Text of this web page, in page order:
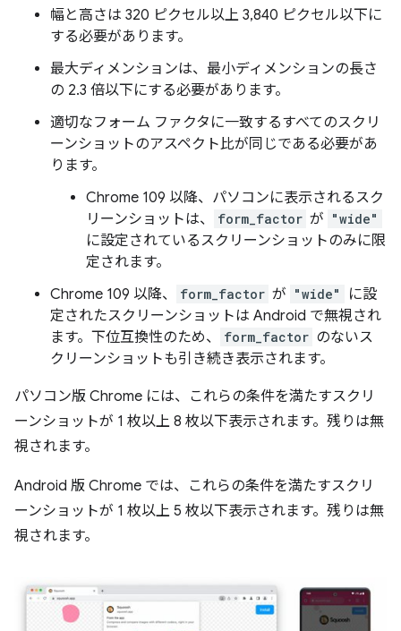
幅と高さは 320 ピクセル以上 3,840 ピクセル以下に
する必要があります。
最大ディメンションは、最小ディメンションの長さ
の 2.3 倍以下にする必要があります。
適切なフォーム ファクタに一致するすべてのスクリ
ーンショットのアスペクト比が同じである必要があ
ります。
Chrome 109 以降、パソコンに表示されるスク
リーンショットは、
form_factor が "wide"
に設定されているスクリーンショットのみに限
定されます。
Chrome 109 以降、
form_factor が "wide"
に設
定されたスクリーンショットは Android で無視され
ます。下位互換性のため、
form_factor のないス
クリーンショットも引き続き表示されます。
パソコン版 Chrome には、これらの条件を満たすスクリ
ーンショットが 1 枚以上 8 枚以下表示されます。残りは無
視されます。
Android 版 Chrome では、これらの条件を満たすスクリ
ーンショットが 1 枚以上 5 枚以下表示されます。残りは無
視されます。